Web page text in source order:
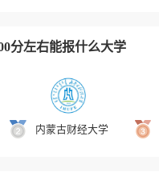
分左右能报什么大学
内蒙古财经大学